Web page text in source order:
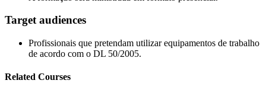
Target audiences
Profissionais que pretendam utilizar equipamentos de trabalho
de acordo com o DL 50/2005.
Related Courses